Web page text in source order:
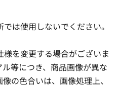
は使用しないでください。
を変更する場合がございま
等につき、商品画像が異な
の色合いは、画像処理上、